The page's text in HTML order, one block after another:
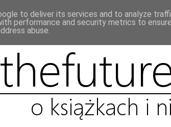
to deliver its services and to analyze
performance and security metrics to
abuse.